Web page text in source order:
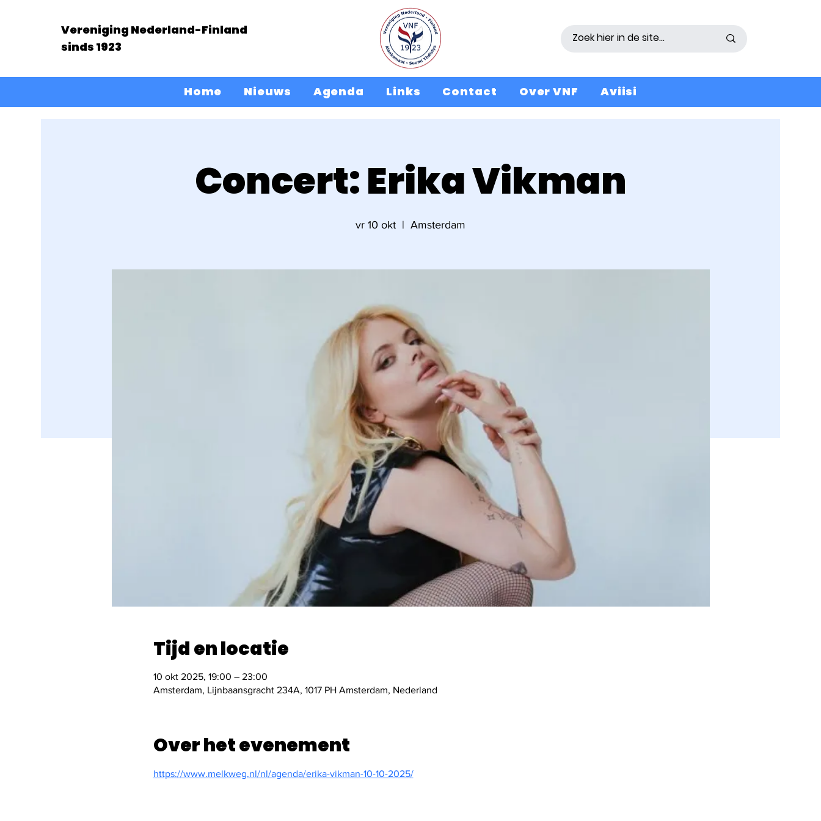
Vereniging Nederland-Finland
sinds 1923
Concert: Erika Vikman
vr 10 okt
  |
Amsterdam
Tijd en locatie
10 okt 2025, 19:00 – 23:00
Amsterdam, Lijnbaansgracht 234A, 1017 PH Amsterdam, Nederland
Over het evenement
https://www.melkweg.nl/nl/agenda/erika-vikman-10-10-2025/
Home Nieuws Agenda Links Contact Over VNF Aviisi